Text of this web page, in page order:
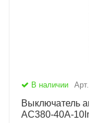
В наличии
Выключатель
AC380-40А-